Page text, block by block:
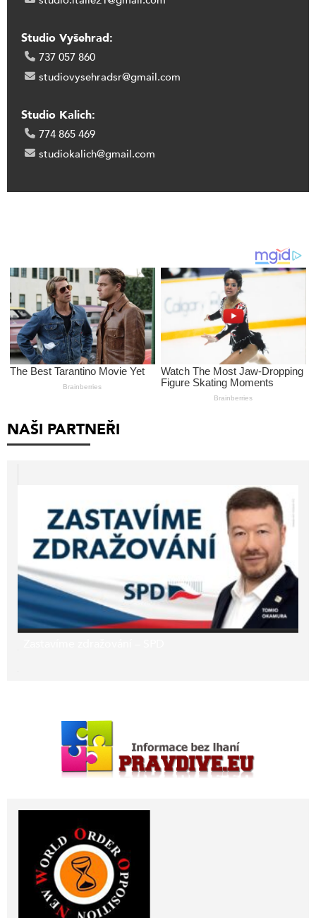
Studio Vyšehrad:
737 057 860
studiovysehradsr@gmail.com
Studio Kalich:
774 865 469
studiokalich@gmail.com
NAŠI PARTNEŘI